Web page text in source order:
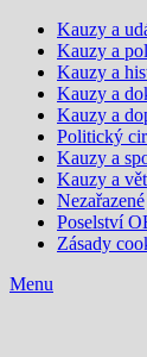
Kauzy a
Kauzy a
Kauzy a
Kauzy a
Kauzy a
Politický
Kauzy a
Kauzy a
Nezařazené
Poselství
Zásady
Menu